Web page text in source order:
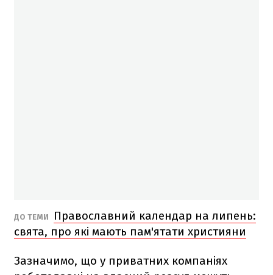
ДО ТЕМИ
Православний календар на липень:
свята, про які мають пам'ятати християни
Зазначимо, що у приватних компаніях